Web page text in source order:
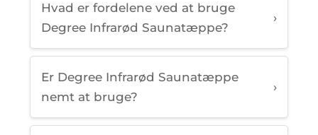
Hvad er fordelene ved at bruge
Degree Infrarød Saunatæppe?
›
Er Degree Infrarød Saunatæppe
nemt at bruge?
›